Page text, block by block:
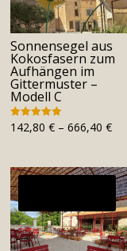
Sonnensegel aus
Kokosfasern zum
Aufhängen im
Gittermuster –
Modell C
Bewertet mit
4.94
142,80€ –666,40€